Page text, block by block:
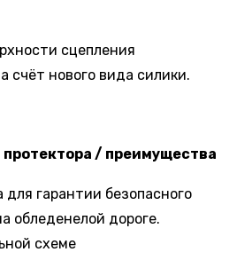
сцепления
счёт нового вида силики.
/ преимущества
для гарантии безопасного
обледенелой дороге.
схеме